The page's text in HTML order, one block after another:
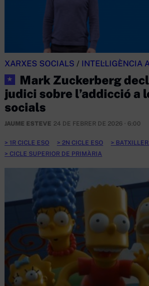
XARXES SOCIALS / INTEL·LIGÈNCIA
★
Mark Zuckerberg
judici sobre l’addicció a
socials
JAUME ESTEVE 24 DE FEBRER DE 2026 · 6:00
1R CICLE ESO 2N CICLE ESO
CICLE SUPERIOR DE PRIMÀRIA